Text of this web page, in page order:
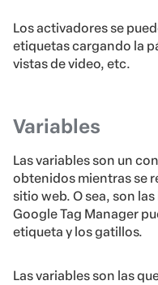
Los activadores se
etiquetas cargando la
vistas de video, etc.
Variables
Las variables son un
obtenidos mientras se
sitio web. O sea, son
Google Tag Manager
etiqueta y los gatillos.
Las variables son las